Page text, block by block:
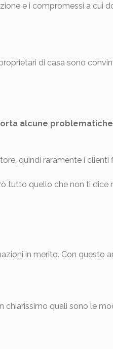
e i compromessi a cui
di casa sono
alcune
quindi raramente i clienti
tutto quello che non ti dice
in merito. Con questo
chiarissimo quali sono le